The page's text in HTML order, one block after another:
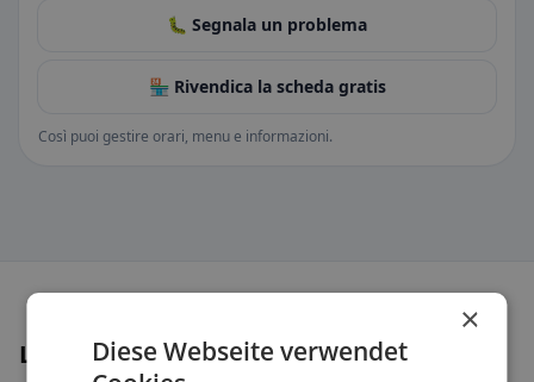
🐛 Segnala un problema
🏪 Rivendica la scheda gratis
Così puoi gestire orari, menu e informazioni.
Luoghi nelle vicinanze
×
Diese Webseite verwendet